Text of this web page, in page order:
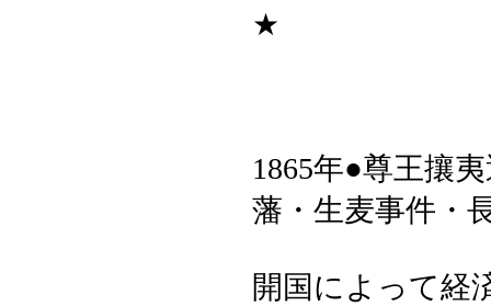
★
1865年●尊王攘
藩・生麦事件・
開国によって経